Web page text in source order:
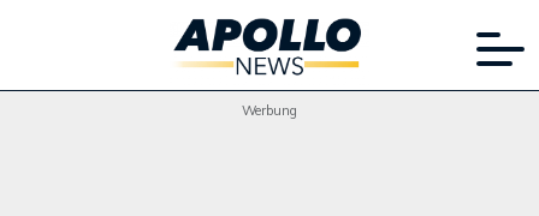
Werbung